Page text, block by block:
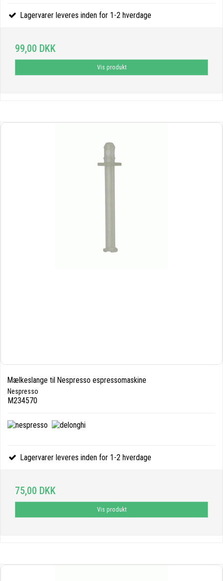
Lagervarer leveres inden for 1-2 hverdage
99,00 DKK
Vis produkt
Mælkeslange til Nespresso espressomaskine
Nespresso
M234570
Lagervarer leveres inden for 1-2 hverdage
75,00 DKK
Vis produkt